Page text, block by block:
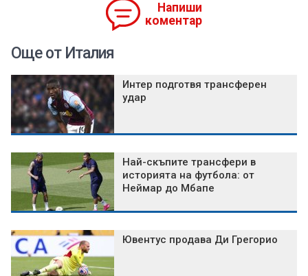
Напиши
коментар
Още от Италия
Интер подготвя трансферен
удар
Най-скъпите трансфери в
историята на футбола: от
Неймар до Мбапе
Ювентус продава Ди Грегорио